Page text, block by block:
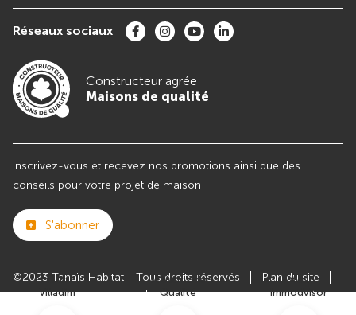
Club
Villadim
Maisons de
Qualité
Avis
Immodvisor
Réseaux sociaux
Constructeur agrée
Maisons de qualité
Inscrivez-vous et recevez nos promotions ainsi que des
conseils pour votre projet de maison
S'abonner
©2023 Tanaïs Habitat - Tous droits réservés
Plan du site
Paramètres des cookies
Politiques de Confidentialités